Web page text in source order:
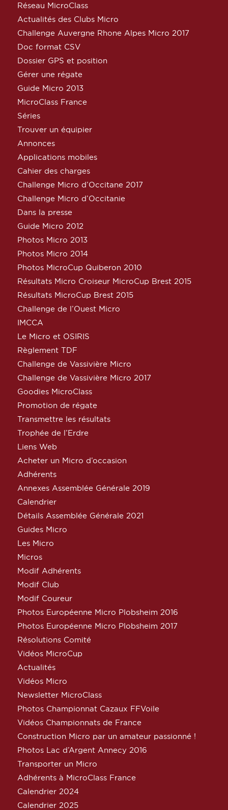
Réseau MicroClass
Actualités des Clubs Micro
Challenge Auvergne Rhone Alpes Micro 2017
Doc format CSV
Dossier GPS et position
Gérer une régate
Guide Micro 2013
MicroClass France
Séries
Trouver un équipier
Annonces
Applications mobiles
Cahier des charges
Challenge Micro d’Occitane 2017
Challenge Micro d’Occitanie
Dans la presse
Guide Micro 2012
Photos Micro 2013
Photos Micro 2014
Photos MicroCup Quiberon 2010
Résultats Micro Croiseur MicroCup Brest 2015
Résultats MicroCup Brest 2015
Challenge de l’Ouest Micro
IMCCA
Le Micro et OSIRIS
Règlement TDF
Challenge de Vassivière Micro
Challenge de Vassivière Micro 2017
Goodies MicroClass
Promotion de régate
Transmettre les résultats
Trophée de l’Erdre
Liens Web
Acheter un Micro d’occasion
Adhérents
Annexes Assemblée Générale 2019
Calendrier
Détails Assemblée Générale 2021
Guides Micro
Les Micro
Micros
Modif Adhérents
Modif Club
Modif Coureur
Photos Européenne Micro Plobsheim 2016
Photos Européenne Micro Plobsheim 2017
Résolutions Comité
Vidéos MicroCup
Actualités
Vidéos Micro
Newsletter MicroClass
Photos Championnat Cazaux FFVoile
Vidéos Championnats de France
Construction Micro par un amateur passionné !
Photos Lac d’Argent Annecy 2016
Transporter un Micro
Adhérents à MicroClass France
Calendrier 2024
Calendrier 2025